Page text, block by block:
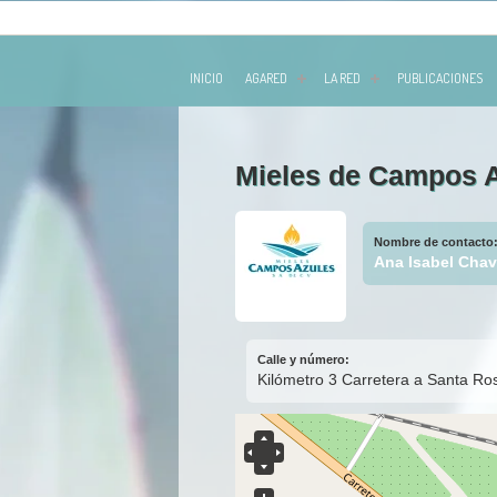
INICIO AGARED LA RED PUBLICACIONES
Mieles de Campos
Nombre de
Ana Isabel
Calle y número:
Kilómetro 3 Carretera a Santa